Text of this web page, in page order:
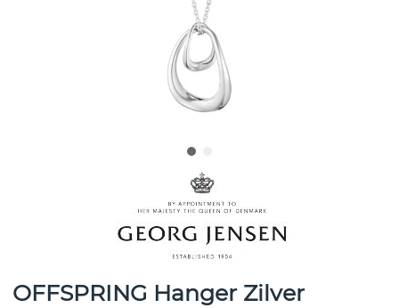
OFFSPRING Hanger Zilver